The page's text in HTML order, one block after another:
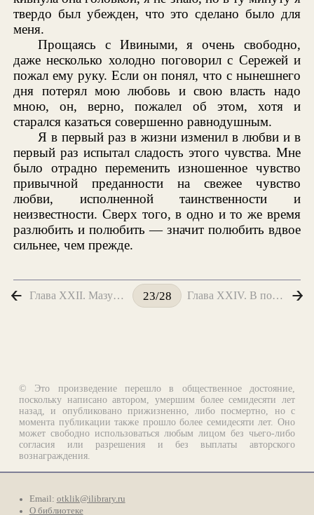
твердо был убежден, что это сделано было для
меня.
Прощаясь с Ивиными, я очень свободно,
даже несколько холодно поговорил с Сережей и
пожал ему руку. Если он понял, что с нынешнего
дня потерял мою любовь и свою власть надо
мною, он, верно, пожалел об этом, хотя и
старался казаться совершенно равнодушным.
Я в первый раз в жизни изменил в любви и в
первый раз испытал сладость этого чувства. Мне
было отрадно переменить изношенное чувство
привычной преданности на свежее чувство
любви, исполненной таинственности и
неизвестности. Сверх того, в одно и то же время
разлюбить и полюбить — значит полюбить вдвое
сильнее, чем прежде.
Глава XXII. Мазурка 23/28 Глава XXIV. В постели
© Это произведение перешло в общественное достояние,
поскольку написано автором, умершим более семидесяти лет
назад, и опубликовано прижизненно, либо посмертно, но с
момента публикации также прошло более семидесяти лет. Оно
может свободно использоваться любым лицом без чьего-либо
согласия или разрешения и без выплаты авторского
вознаграждения.
Email: otklik@ilibrary.ru
О библиотеке